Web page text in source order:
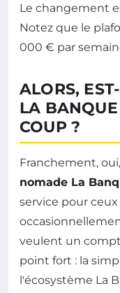
Le changement
Notez que le
000 € par
ALORS,
LA
COUP ?
Franchement,
nomade La
service pour
veulent un
point fort : la
l'écosystème La